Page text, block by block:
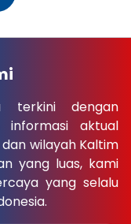
terkini dengan
informasi aktual
wilayah Kaltim
yang luas, kami
yang selalu